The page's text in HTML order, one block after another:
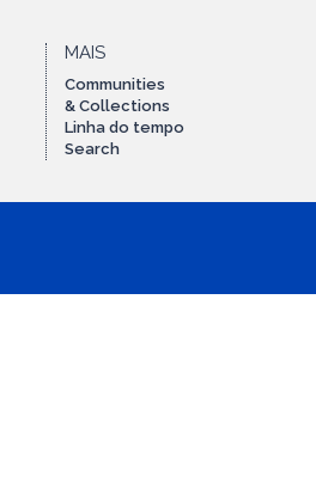
MAIS
Communities
& Collections
Linha do tempo
Search